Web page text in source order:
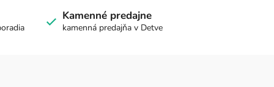
Kamenné predajne
kamenná predajňa v Detve